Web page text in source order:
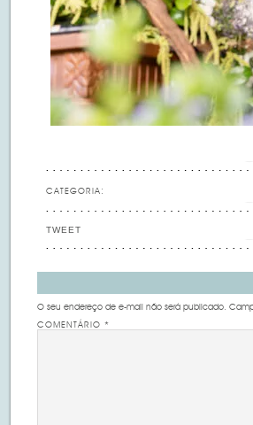
CATEGORIA:
TWEET
O seu endereço de e-mail não será publicado.
COMENTÁRIO *